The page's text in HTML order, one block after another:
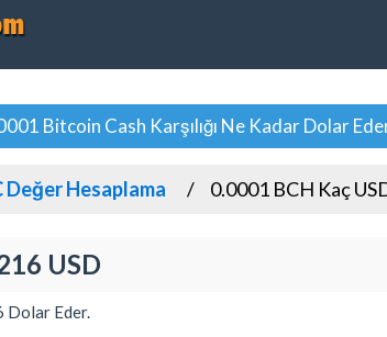
Bitcoin Cash Karşılığı Ne Kadar Dolar
Değer Hesaplama 0.0001 BCH Kaç
USD
Dolar Eder.